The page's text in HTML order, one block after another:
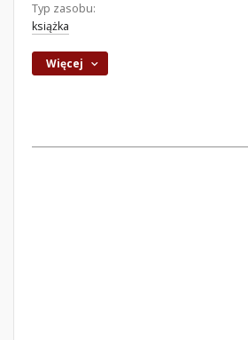
Typ zasobu:
książka
Więcej